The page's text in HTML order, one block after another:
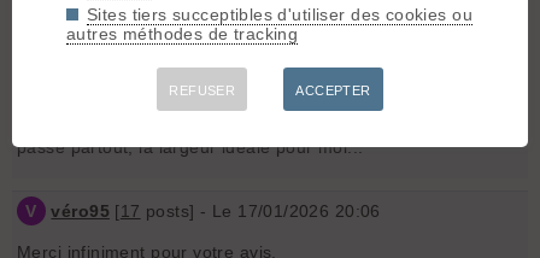
Bonjour
J'ai personnellement des fischer transalp carbon 90 et j'en
suis super content.
J'ai un très bon niveau de ski et pour les avoir testés dans
toutes les neiges, et dernièrement une journée sur piste, la
tenue de ces skis est bluffante...sur pistes dures, ça ne bouge
passe partout, la largeur idéale pour moi...
V véro95 [17 posts] - Le 17/01/2026 20:06
Merci infiniment pour votre avis.
Sites tiers succeptibles d'utiliser des cookies ou
autres méthodes de tracking
REFUSER ACCEPTER